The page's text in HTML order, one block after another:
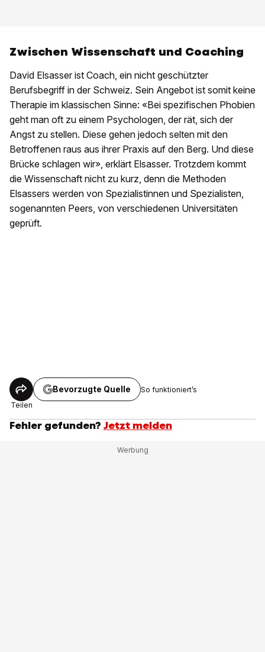
Zwischen Wissenschaft und Coaching
David Elsasser ist Coach, ein nicht geschützter
Berufsbegriff in der Schweiz. Sein Angebot ist somit keine
Therapie im klassischen Sinne: «Bei spezifischen Phobien
geht man oft zu einem Psychologen, der rät, sich der
Angst zu stellen. Diese gehen jedoch selten mit den
Betroffenen raus aus ihrer Praxis auf den Berg. Und diese
Brücke schlagen wir», erklärt Elsasser. Trotzdem kommt
die Wissenschaft nicht zu kurz, denn die Methoden
Elsassers werden von Spezialistinnen und Spezialisten,
sogenannten Peers, von verschiedenen Universitäten
geprüft.
Teilen
Bevorzugte Quelle So funktioniert’s
Fehler gefunden? Jetzt melden